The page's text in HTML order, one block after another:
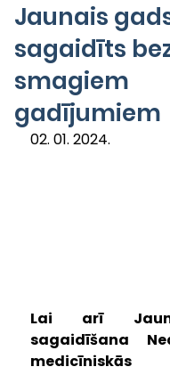
Jaunais
sagaidīts
smagiem
gadījumiem
02. 01. 2024.
Lai arī
sagaidīšana
medicīniskās